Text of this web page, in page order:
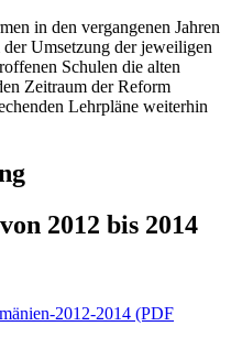
in den vergangenen Jahren
Umsetzung der jeweiligen
Schulen die alten
Zeitraum der Reform
Lehrpläne weiterhin
2012 bis 2014
2012-2014 (PDF